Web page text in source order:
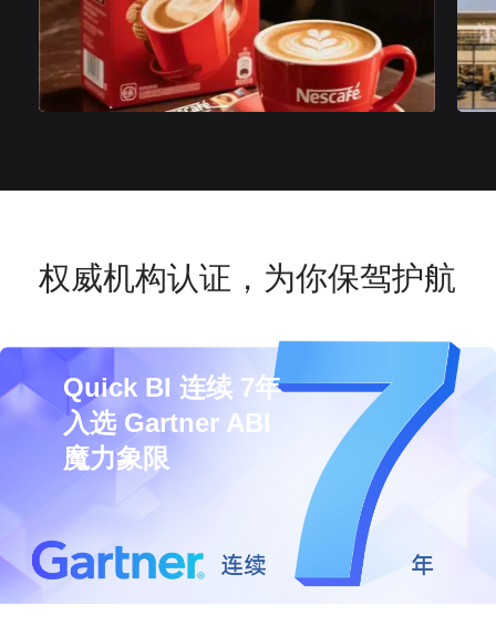
权威机构认证，为你保驾护航
Quick BI 连续 7年
入选 Gartner ABI
魔力象限